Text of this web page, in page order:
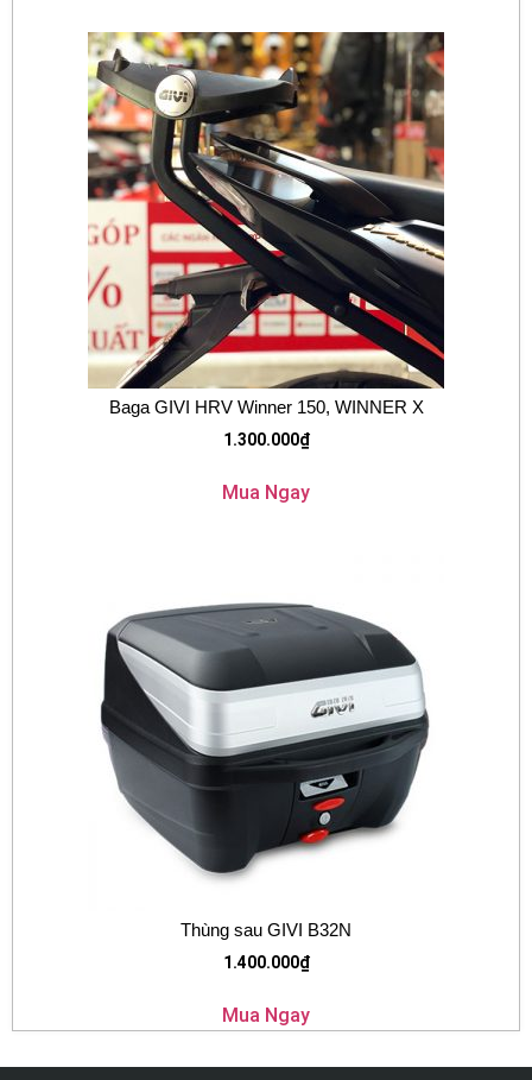
Baga GIVI HRV Winner 150, WINNER X
1.300.000₫
Mua Ngay
Thùng sau GIVI B32N
1.400.000₫
Mua Ngay